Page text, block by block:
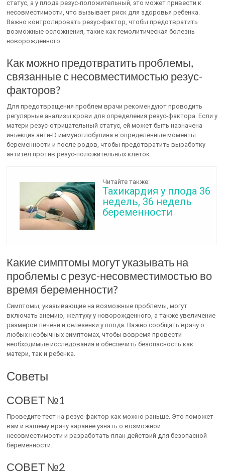
статус, а у плода резус-положительный, это может привести к
несовместимости, что вызывает риск для здоровья ребенка.
Важно контролировать резус-фактор, чтобы предотвратить
возможные осложнения, такие как гемолитическая болезнь
новорожденного.
Как можно предотвратить проблемы,
связанные с несовместимостью резус-
факторов?
Для предотвращения проблем врачи рекомендуют проводить
регулярные анализы крови для определения резус-фактора. Если у
матери резус-отрицательный статус, ей может быть назначена
инъекция анти-D иммуноглобулина в определенные моменты
беременности и после родов, чтобы предотвратить выработку
антител против резус-положительных клеток.
Читайте также:
Тахикардия у плода 36
недель, 36 недель
беременности
Какие симптомы могут указывать на
проблемы с резус-несовместимостью во
время беременности?
Симптомы, указывающие на возможные проблемы, могут
включать анемию, желтуху у новорожденного, а также увеличение
размеров печени и селезенки у плода. Важно сообщать врачу о
любых необычных симптомах, чтобы вовремя провести
необходимые исследования и обеспечить безопасность как
матери, так и ребенка.
Советы
СОВЕТ №1
Проведите тест на резус-фактор как можно раньше. Это поможет
вам и вашему врачу заранее узнать о возможной
несовместимости и разработать план действий для безопасной
беременности.
СОВЕТ №2